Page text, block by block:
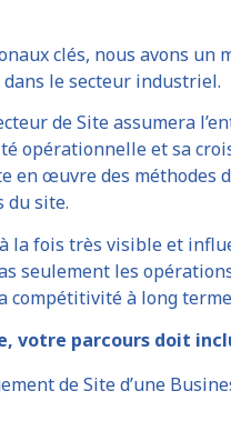
clés, nous avons
le secteur industriel.
de Site assumera
opérationnelle et sa
en œuvre des méthodes
du site.
la fois très visible et
seulement les
à long
votre parcours doit
de Site d’une